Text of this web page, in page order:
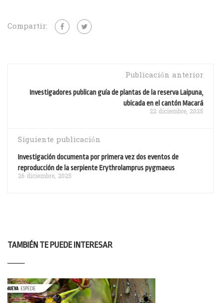
Compartir:
Publicación anterior
Investigadores publican guía de plantas de la reserva Laipuna,
ubicada en el cantón Macará
22 diciembre, 2025
Siguiente publicación
Investigación documenta por primera vez dos eventos de
reproducción de la serpiente Erythrolamprus pygmaeus
26 diciembre, 2025
TAMBIÉN TE PUEDE INTERESAR